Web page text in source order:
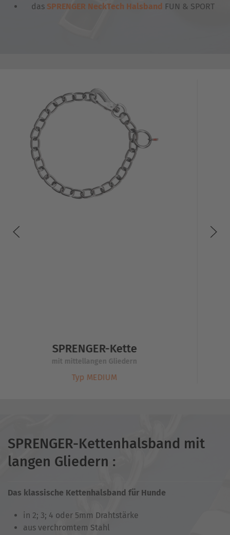
das SPRENGER NeckTech Halsband FUN & SPORT
SPRENGER-Kette
mit mittellangen Gliedern
Typ MEDIUM
SPRENGER-Kettenhalsband mit
langen Gliedern :
Das klassische Kettenhalsband für Hunde
in 2; 3; 4 oder 5mm Drahtstärke
aus verchromtem Stahl